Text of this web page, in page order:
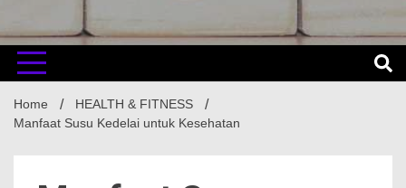
Home
HEALTH & FITNESS
Manfaat Susu Kedelai untuk Kesehatan